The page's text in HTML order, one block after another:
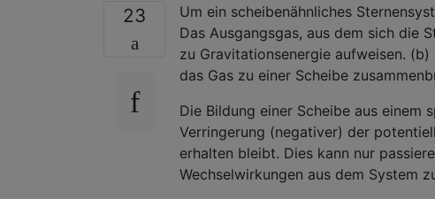
23
Um ein scheibenähnliches
Das Ausgangsgas, aus dem sich die
zu Gravitationsenergie aufweisen.
das Gas zu einer Scheibe
Die Bildung einer Scheibe aus
Verringerung (negativer) der
erhalten bleibt. Dies kann nur
Wechselwirkungen aus dem System